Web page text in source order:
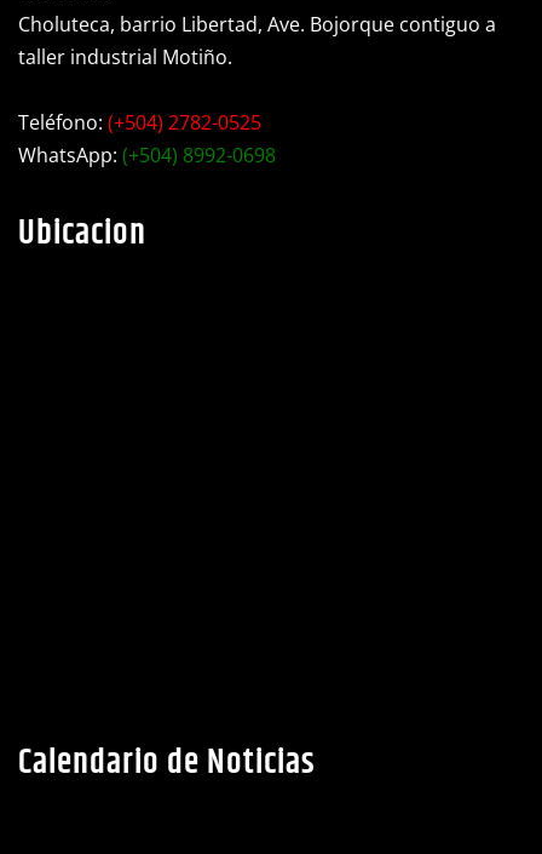
Choluteca, barrio Libertad, Ave. Bojorque contiguo a
taller industrial Motiño.
WhatsApp:(+504) 8992-0698